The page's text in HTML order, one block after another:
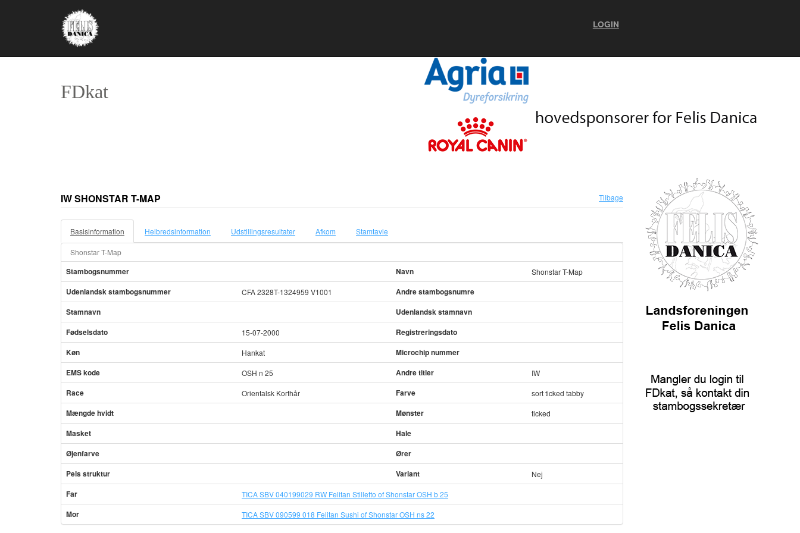
LOGIN
FDkat
IW SHONSTAR T-MAP Tilbage
Basisinformation Helbredsinformation Udstillingsresultater Afkom Stamtavle
Shonstar T-Map
Stambogsnummer Navn Shonstar T-Map
Udenlandsk stambogsnummer CFA 2328T-1324959 V1001
Andre stambogsnumre
Stamnavn
Udenlandsk stamnavn
Fødselsdato
15-07-2000
Registreringsdato
Køn
Hankat
Microchip nummer
EMS kode
OSH n 25 Andre titler IW
Race Orientalsk Korthår Farve sort ticked tabby
Mængde hvidt Mønster ticked
Masket
Hale
Øjenfarve
Ører
Pels struktur
Variant Nej
Far TICA SBV 040199029 RW Felitan Stilletto of Shonstar OSH b 25
Mor TICA SBV 090599 018 Felitan Sushi of Shonstar OSH ns 22